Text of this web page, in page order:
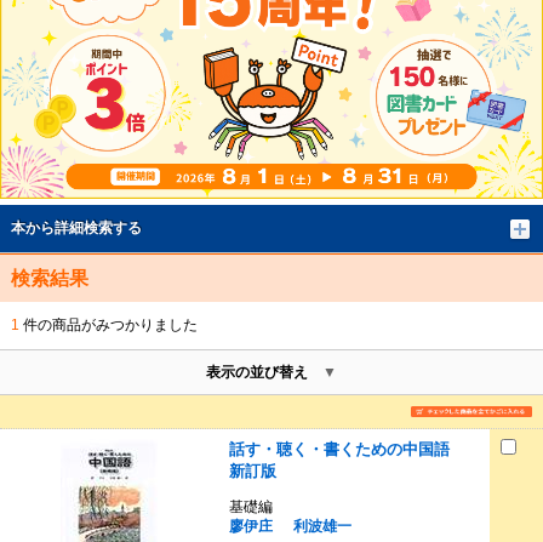
本から詳細検索する
検索結果
1 件の商品がみつかりました
表示の並び替え
話す・聴く・書くための中国語
新訂版
基礎編
廖伊庄
利波雄一